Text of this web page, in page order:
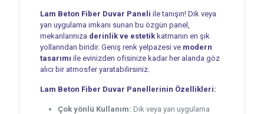
Lam Beton Fiber Duvar Paneli ile tanışın! Dik veya
yan uygulama imkanı sunan bu özgün panel,
mekanlarınıza derinlik ve estetikkatmanın en şık
yollarından biridir. Geniş renk yelpazesi ve modern
tasarımı ile evinizden ofisinize kadar her alanda göz
alıcı bir atmosfer yaratabilirsiniz.
Lam Beton Fiber Duvar Panellerinin Özellikleri:
Çok yönlü Kullanım: Dik veya yan uygulama